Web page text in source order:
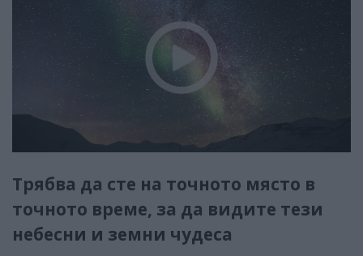
Трябва да сте на точното място в
точното време, за да видите тези
небесни и земни чудеса